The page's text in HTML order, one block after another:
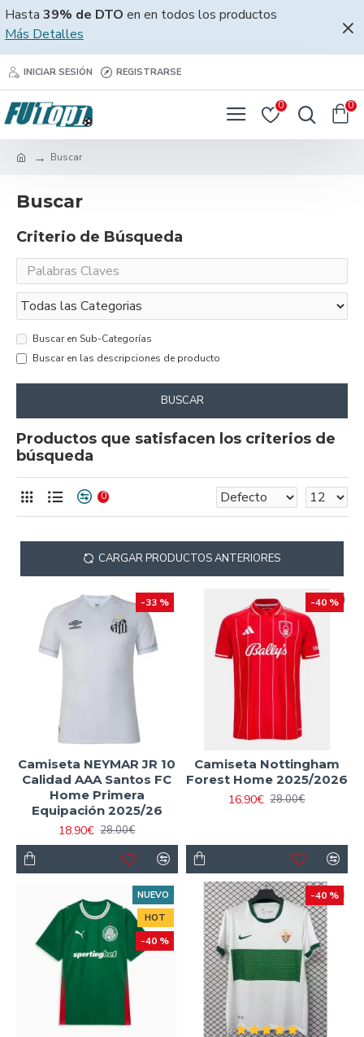
Hasta 39% de DTO en en todos los productos
Más Detalles
INICIAR SESIÓN REGISTRARSE
0 0
Buscar
Buscar
Criterio de Búsqueda
Buscar en Sub-Categorías
Buscar en las descripciones de producto
BUSCAR
Productos que satisfacen los criterios de
búsqueda
0
CARGAR PRODUCTOS ANTERIORES
-33 %
Camiseta NEYMAR JR 10
Calidad AAA Santos FC
Home Primera
Equipación 2025/26
18.90€ 28.00€
-40 %
Camiseta Nottingham
Forest Home 2025/2026
16.90€ 28.00€
NUEVO
HOT
-40 %
-40 %